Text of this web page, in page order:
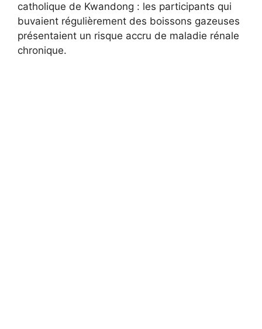
catholique de Kwandong : les participants qui
buvaient régulièrement des boissons gazeuses
présentaient un risque accru de maladie rénale
chronique.